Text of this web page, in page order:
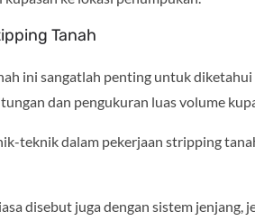
Tanah
ini sangatlah penting untuk
dan pengukuran luas volume
teknik dalam pekerjaan stripping
disebut juga dengan sistem